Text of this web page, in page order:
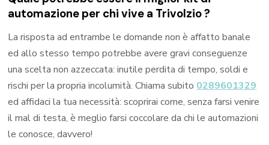
automazione per chi vive a Trivolzio?
La risposta ad entrambe le domande non è affatto banale
ed allo stesso tempo potrebbe avere gravi conseguenze
una scelta non azzeccata: inutile perdita di tempo, soldi e
rischi per la propria incolumità. Chiama subito 0289601329
ed affidaci la tua necessità: scoprirai come, senza farsi venire
il mal di testa, è meglio farsi coccolare da chi le automazioni
le conosce, davvero!